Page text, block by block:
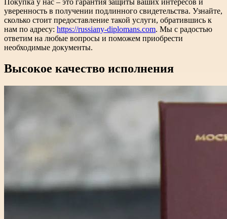
уверенность в получении подлинного свидетельства. Узнайте,
сколько стоит предоставление такой услуги, обратившись к
нам по адресу: https://russiany-diplomans.com. Мы с радостью
ответим на любые вопросы и поможем приобрести
необходимые документы.
Высокое качество исполнения